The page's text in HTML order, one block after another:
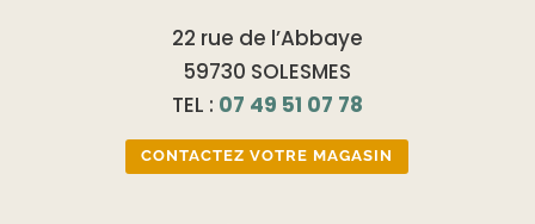
22 rue de l’Abbaye
59730 SOLESMES
TEL : 07 49 51 07 78
CONTACTEZ VOTRE MAGASIN